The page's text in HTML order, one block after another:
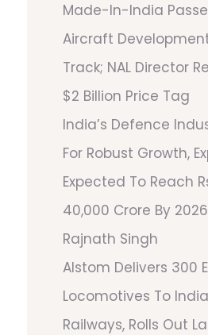
Made-In-India
Aircraft
Track; NAL Director
$2 Billion Price Tag
India’s Defence
For Robust Growth,
Expected To Reach
40,000 Crore By
Rajnath Singh
Alstom Delivers 300
Locomotives To
Railways, Rolls Out